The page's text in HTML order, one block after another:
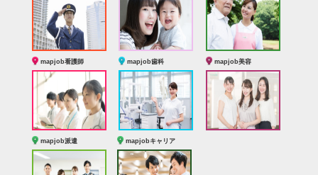
mapjob看護師 mapjob歯科 mapjob美容
mapjob派遣 mapjobキャリア